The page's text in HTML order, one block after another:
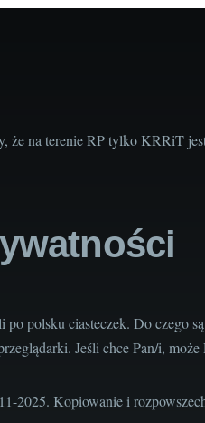
że na terenie RP tylko KRRiT
polsku ciasteczek. Do czego
Jeśli chce Pan/i,
2025. Kopiowanie i